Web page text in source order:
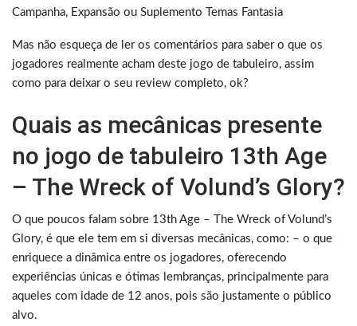
Campanha, Expansão ou Suplemento Temas Fantasia
Mas não esqueça de ler os comentários para saber o que os
jogadores realmente acham deste jogo de tabuleiro, assim
como para deixar o seu review completo, ok?
Quais as mecânicas presente
no jogo de tabuleiro 13th Age
– The Wreck of Volund’s Glory?
O que poucos falam sobre 13th Age – The Wreck of Volund’s
Glory, é que ele tem em si diversas mecânicas, como: – o que
enriquece a dinâmica entre os jogadores, oferecendo
experiências únicas e ótimas lembranças, principalmente para
aqueles com idade de 12 anos, pois são justamente o público
alvo.